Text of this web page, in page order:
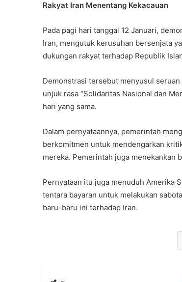
Rakyat Iran Menentang Kekacauan
Pada pagi hari tanggal 12 Januari,
Iran, mengutuk kerusuhan bersenjata
dukungan rakyat terhadap Republik
Demonstrasi tersebut menyusul
unjuk rasa “Solidaritas Nasional dan
hari yang sama.
Dalam pernyataannya, pemerintah
berkomitmen untuk mendengarkan
mereka. Pemerintah juga menekankan
Pernyataan itu juga menuduh Amerika
tentara bayaran untuk melakukan
baru-baru ini terhadap Iran.